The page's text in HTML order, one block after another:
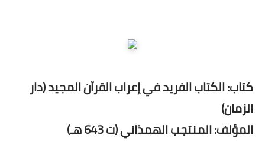
كتاب: الكتاب الفريد في إعراب القرآن المجيد (دار
الزمان)
المؤلف: المنتجب الهمذاني (ت 643 هـ)